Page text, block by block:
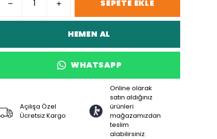
SEPETE EKLE
HEMEN AL
WHATSAPP
Açılışa Özel
Ücretsiz Kargo
Online olarak
satın aldığınız
ürünleri
mağazamızdan
teslim
alabilirsiniz.